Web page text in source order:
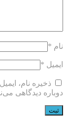
نام *
ایمیل *
ذخیره نام،
دوباره دیدگاهی